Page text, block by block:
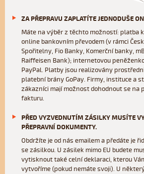
ZA PŘEPRAVU ZAPLATÍTE JEDNODUŠE
Máte na výběr z těchto možností: platba
online bankovním převodem (v rámci
Spořitelny, Fio Banky, Komerční banky,
Raiffeisen Bank); internetovou
PayPal. Platby jsou realizovány
platební brány GoPay. Firmy, instituce a
zákazníci mají možnost dohodnout se na
fakturu.
PŘED VYZVEDNUTÍM ZÁSILKY MUSÍTE
PŘEPRAVNÍ DOKUMENTY.
Obdržíte je od nás emailem a předáte je
se zásilkou. U zásilek mimo EU budete
vytisknout také celní deklaraci, kterou
vytvoříme (pokud nemáte svoji). U